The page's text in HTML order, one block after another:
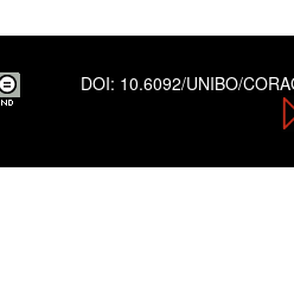
DOI: 10.6092/UNIBO/